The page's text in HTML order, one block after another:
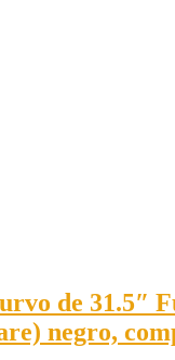
de 31.5″
negro,